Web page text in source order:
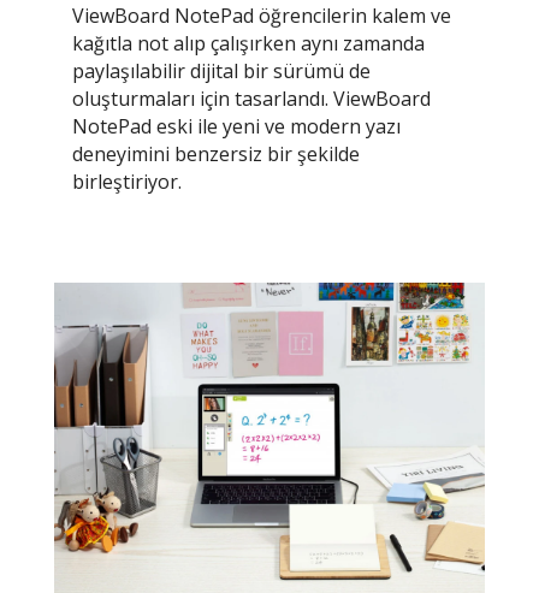
ViewBoard NotePad öğrencilerin kalem ve
kağıtla not alıp çalışırken aynı zamanda
paylaşılabilir dijital bir sürümü de
oluşturmaları için tasarlandı. ViewBoard
NotePad eski ile yeni ve modern yazı
deneyimini benzersiz bir şekilde
birleştiriyor.